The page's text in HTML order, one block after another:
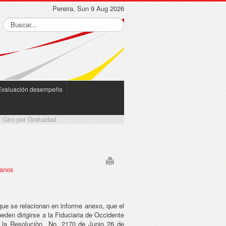
Pereira, Sun 9 Aug 2026
desempeño
Giro por Gratuidad
se relacionan en informe anexo, que el
dirigirse a la Fiduciaria de Occidente
Resoluciòn No. 2170 de Junio 26 de